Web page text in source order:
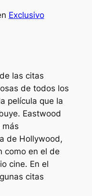
Exclusivo
las citas
de todos los
película que la
Eastwood
más
de Hollywood,
como en el de
cine. En el
citas